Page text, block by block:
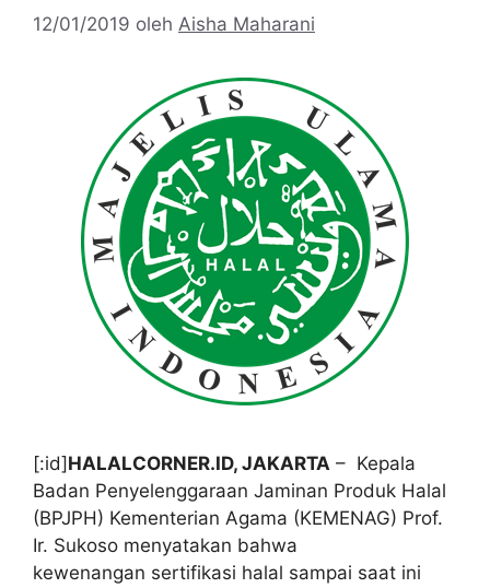
12/01/2019 oleh Aisha Maharani
[:id] HALALCORNER.ID, JAKARTA – Kepala
Badan Penyelenggaraan Jaminan Produk Halal
(BPJPH) Kementerian Agama (KEMENAG) Prof.
Ir. Sukoso menyatakan bahwa
kewenangan sertifikasi halal sampai saat ini